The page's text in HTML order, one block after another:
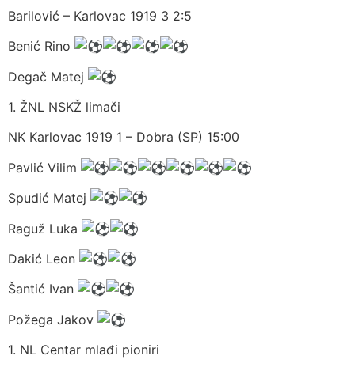
Barilović – Karlovac 1919 3 2:5
Benić Rino
Degač Matej
1. ŽNL NSKŽ limači
NK Karlovac 1919 1 – Dobra (SP) 15:00
Pavlić Vilim
Spudić Matej
Raguž Luka
Dakić Leon
Šantić Ivan
Požega Jakov
1. NL Centar mlađi pioniri